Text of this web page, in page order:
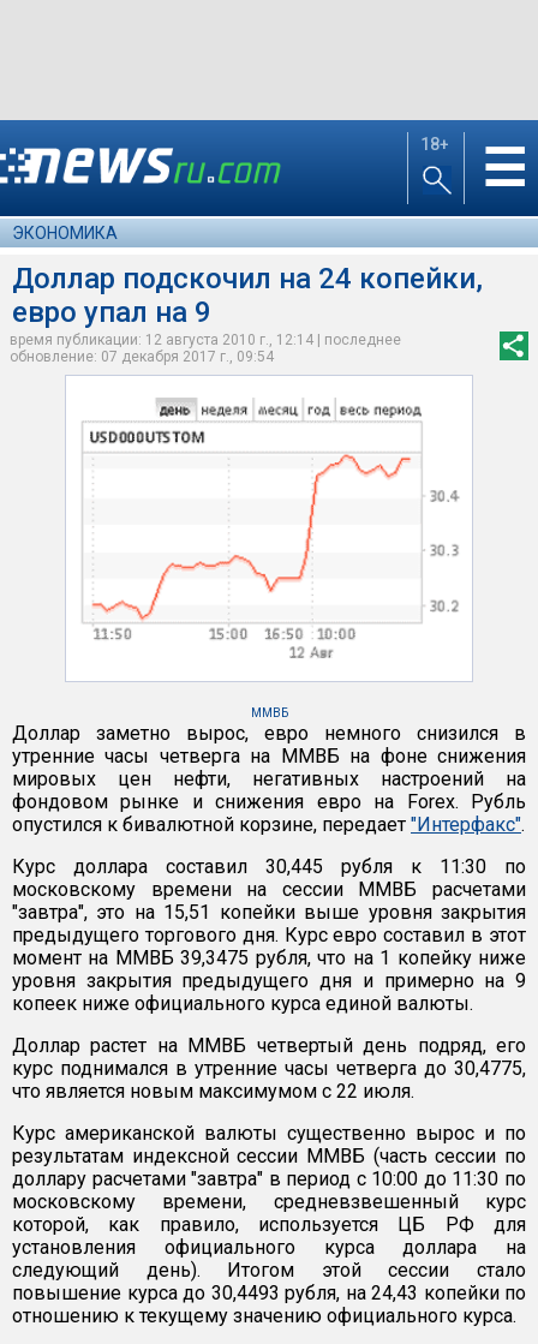
18+ ☰
ЭКОНОМИКА
Доллар подскочил на 24 копейки,
евро упал на 9
время публикации: 12 августа 2010 г., 12:14 | последнее
обновление: 07 декабря 2017 г., 09:54
ММВБ
Доллар заметно вырос, евро немного снизился в
утренние часы четверга на ММВБ на фоне снижения
мировых цен нефти, негативных настроений на
фондовом рынке и снижения евро на Forex. Рубль
опустился к бивалютной корзине, передает "Интерфакс".
Курс доллара составил 30,445 рубля к 11:30 по
московскому времени на сессии ММВБ расчетами
"завтра", это на 15,51 копейки выше уровня закрытия
предыдущего торгового дня. Курс евро составил в этот
момент на ММВБ 39,3475 рубля, что на 1 копейку ниже
уровня закрытия предыдущего дня и примерно на 9
копеек ниже официального курса единой валюты.
Доллар растет на ММВБ четвертый день подряд, его
курс поднимался в утренние часы четверга до 30,4775,
что является новым максимумом с 22 июля.
Курс американской валюты существенно вырос и по
результатам индексной сессии ММВБ (часть сессии по
доллару расчетами "завтра" в период с 10:00 до 11:30 по
московскому времени, средневзвешенный курс
которой, как правило, используется ЦБ РФ для
установления официального курса доллара на
следующий день). Итогом этой сессии стало
повышение курса до 30,4493 рубля, на 24,43 копейки по
отношению к текущему значению официального курса.